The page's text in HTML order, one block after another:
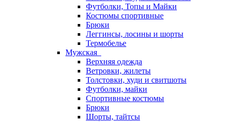
Футболки, Топы и Майки
Костюмы спортивные
Брюки
Леггинсы, лосины и шорты
Термобелье
Мужская
Верхняя одежда
Ветровки, жилеты
Толстовки, худи и свитшоты
Футболки, майки
Спортивные костюмы
Брюки
Шорты, тайтсы